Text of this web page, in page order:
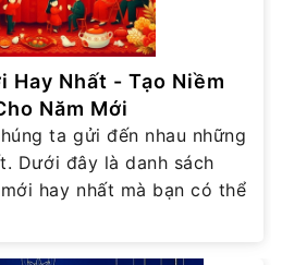
Hay Nhất - Tạo Niềm
Năm Mới
ta gửi đến nhau những
Dưới đây là danh sách
hay nhất mà bạn có thể